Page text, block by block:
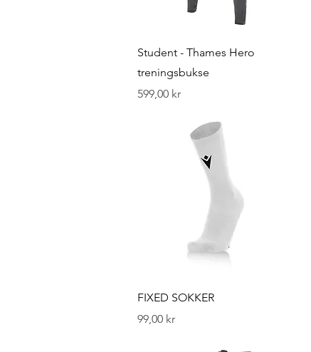
Hurtigvisning
Student - Thames Hero
treningsbukse
Pris
599,00 kr
Hurtigvisning
FIXED SOKKER
Pris
99,00 kr